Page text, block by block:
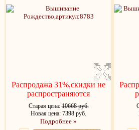
Распродажа 31%,скидки не
распространяются
Старая цена:10668 руб.
Новая цена: 7398 руб.
Подробнее »